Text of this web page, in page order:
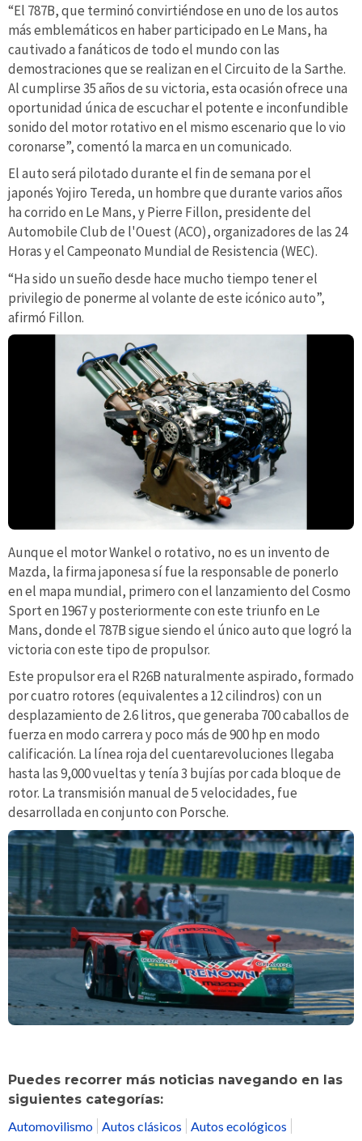
“El 787B, que terminó convirtiéndose en uno de los autos
más emblemáticos en haber participado en Le Mans, ha
cautivado a fanáticos de todo el mundo con las
demostraciones que se realizan en el Circuito de la Sarthe.
Al cumplirse 35 años de su victoria, esta ocasión ofrece una
oportunidad única de escuchar el potente e inconfundible
sonido del motor rotativo en el mismo escenario que lo vio
coronarse”, comentó la marca en un comunicado.
El auto será pilotado durante el fin de semana por el
japonés Yojiro Tereda, un hombre que durante varios años
ha corrido en Le Mans, y Pierre Fillon, presidente del
Automobile Club de l'Ouest (ACO), organizadores de las 24
Horas y el Campeonato Mundial de Resistencia (WEC).
“Ha sido un sueño desde hace mucho tiempo tener el
privilegio de ponerme al volante de este icónico auto”,
afirmó Fillon.
Aunque el motor Wankel o rotativo, no es un invento de
Mazda, la firma japonesa sí fue la responsable de ponerlo
en el mapa mundial, primero con el lanzamiento del Cosmo
Sport en 1967 y posteriormente con este triunfo en Le
Mans, donde el 787B sigue siendo el único auto que logró la
victoria con este tipo de propulsor.
Este propulsor era el R26B naturalmente aspirado, formado
por cuatro rotores (equivalentes a 12 cilindros) con un
desplazamiento de 2.6 litros, que generaba 700 caballos de
fuerza en modo carrera y poco más de 900 hp en modo
calificación. La línea roja del cuentarevoluciones llegaba
hasta las 9,000 vueltas y tenía 3 bujías por cada bloque de
rotor. La transmisión manual de 5 velocidades, fue
desarrollada en conjunto con Porsche.
Puedes recorrer más noticias navegando en las
siguientes categorías:
Automovilismo
Autos clásicos Autos ecológicos